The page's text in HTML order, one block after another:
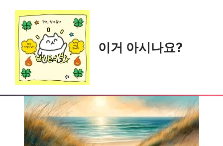
content
이거 아시나요?